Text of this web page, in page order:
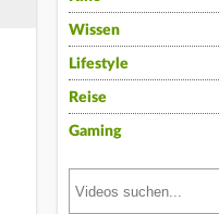
Wissen
Lifestyle
Reise
Gaming